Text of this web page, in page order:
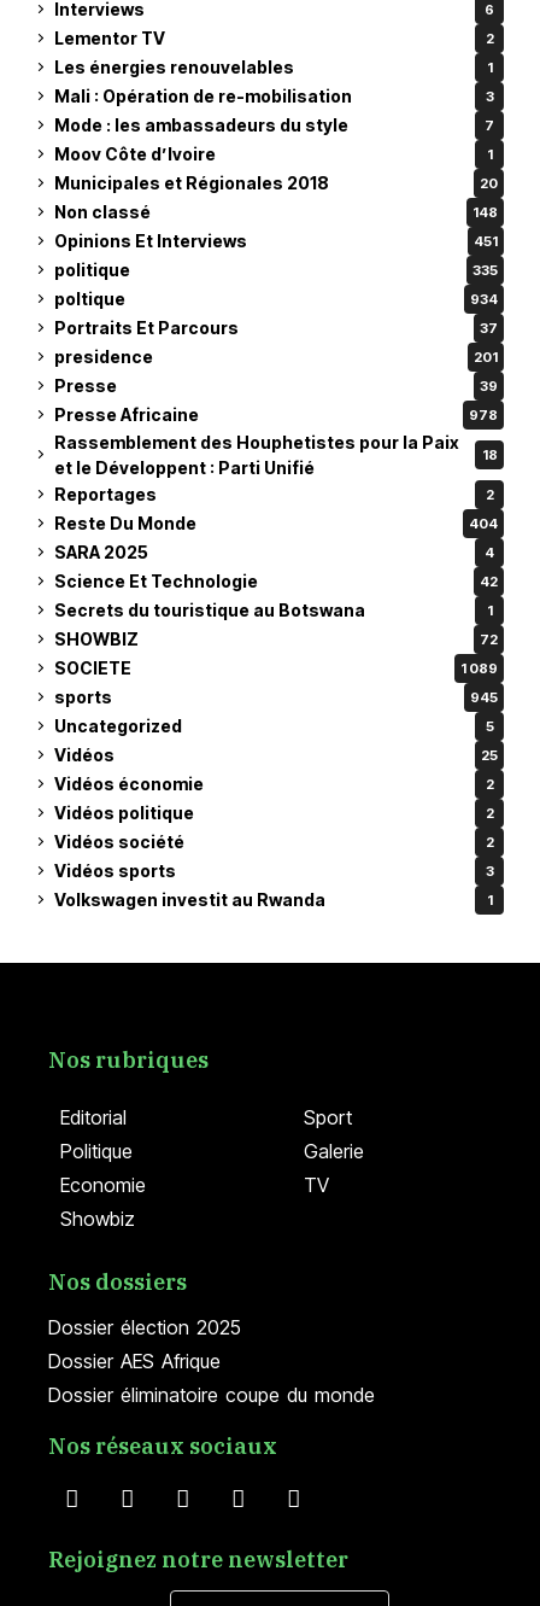
Interviews 6
Lementor TV 2
Les énergies renouvelables 1
Mali : Opération de re-mobilisation 3
Mode : les ambassadeurs du style 7
Moov Côte d’Ivoire 1
Municipales et Régionales 2018 20
Non classé 148
Opinions Et Interviews 451
politique 335
poltique 934
Portraits Et Parcours 37
presidence 201
Presse 39
Presse Africaine 978
Rassemblement des Houphetistes pour la Paix
et le Développent : Parti Unifié
18
Reportages 2
Reste Du Monde 404
SARA 2025 4
Science Et Technologie 42
Secrets du touristique au Botswana 1
SHOWBIZ 72
SOCIETE 1 089
sports 945
Uncategorized 5
Vidéos 25
Vidéos économie 2
Vidéos politique 2
Vidéos société 2
Vidéos sports 3
Volkswagen investit au Rwanda 1
Editorial
Politique
Economie
Showbiz
Sport
Galerie
TV
Nos rubriques
Dossier élection 2025
Dossier AES Afrique
Dossier éliminatoire coupe du monde
Nos dossiers
Nos réseaux sociaux
Rejoignez notre newsletter